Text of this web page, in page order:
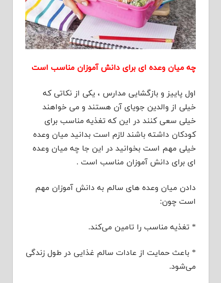
چه میان وعده ای برای دانش آموزان مناسب است
اول پاییز و بازگشایی مدارس ، یکی از نکاتی که
خیلی از والدین جویای آن هستند و می خواهند
خیلی سعی کنند در این که تغذیه مناسب برای
کودکان داشته باشند لازم است بدانید میان وعده
خیلی مهم است بخوانید در این جا چه میان وعده
ای برای دانش آموزان مناسب است .
دادن میان وعده های سالم به دانش آموزان مهم
است چون:
* تغذیه مناسب را تامین می‌كند.
* باعث حمایت از عادات سالم غذایی در طول زندگی
می‌شود.